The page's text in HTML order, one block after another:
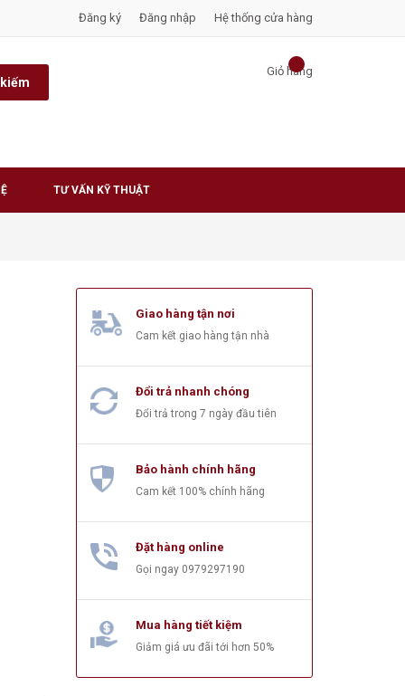
Đăng ký Đăng nhập Hệ thống cửa hàng
Giỏ hàng
TƯ VẤN KỸ THUẬT
Giao hàng tận nơi
Cam kết giao hàng tận nhà
Đổi trả nhanh chóng
Đổi trả trong 7 ngày đầu tiên
Bảo hành chính hãng
Cam kết 100% chính hãng
Đặt hàng online
Gọi ngay 0979297190
Mua hàng tiết kiệm
Giảm giá ưu đãi tới hơn 50%